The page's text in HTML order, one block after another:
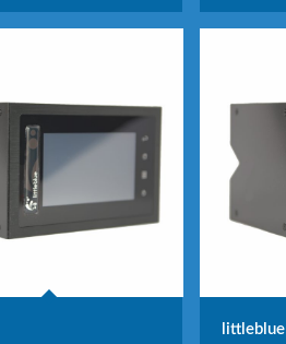
littleblue